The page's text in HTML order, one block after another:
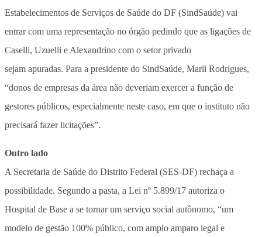
Estabelecimentos de Serviços de Saúde do DF (SindSaúde) vai
entrar com uma representação no órgão pedindo que as ligações de
Caselli, Uzuelli e Alexandrino com o setor privado
sejam apuradas. Para a presidente do SindSaúde, Marli Rodrigues,
“donos de empresas da área não deveriam exercer a função de
gestores públicos, especialmente neste caso, em que o instituto não
precisará fazer licitações”.
Outro lado
A Secretaria de Saúde do Distrito Federal (SES-DF) rechaça a
possibilidade. Segundo a pasta, a Lei nº 5.899/17 autoriza o
Hospital de Base a se tornar um serviço social autônomo, “um
modelo de gestão 100% público, com amplo amparo legal e